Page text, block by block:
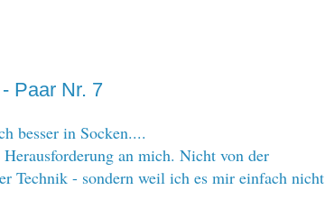
Paar Nr. 7
besser in Socken....
an mich. Nicht von der
Technik - sondern weil ich es mir einfach nicht